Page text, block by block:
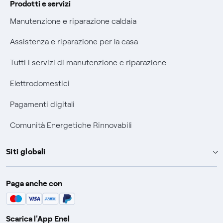
Agevolazione utenti con disabilità per offerte Fibra
Prodotti e servizi
Manutenzione e riparazione caldaia
Assistenza e riparazione per la casa
Tutti i servizi di manutenzione e riparazione
Elettrodomestici
Pagamenti digitali
Comunità Energetiche Rinnovabili
Siti globali
Enel Group
Enel Green Power
Paga anche con
Scarica l'App Enel